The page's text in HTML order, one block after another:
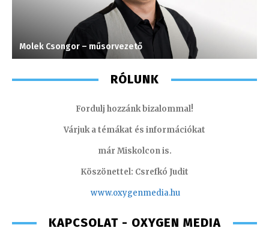
Molek Csongor – műsorvezető
RÓLUNK
Fordulj hozzánk bizalommal!
Várjuk a témákat és információkat
már Miskolcon is.
Köszönettel: Csrefkó Judit
www.oxygenmedia.hu
KAPCSOLAT - OXYGEN MEDIA